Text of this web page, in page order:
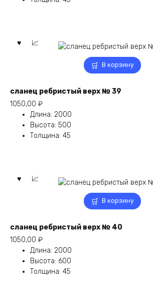
В корзину
сланец ребристый верх № 39
1050,00 ₽
Длина: 2000
Высота: 500
Толщина: 45
В корзину
сланец ребристый верх № 40
1050,00 ₽
Длина: 2000
Высота: 600
Толщина: 45